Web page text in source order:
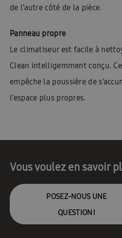
de l’autre côté de la pièce.
Panneau propre
Le climatiseur est facile à
Clean intelligemment conçu.
empêche la poussière de
l’espace plus propres.
Vous voulez en savoir
POSEZ-NOUS UNE
QUESTION!